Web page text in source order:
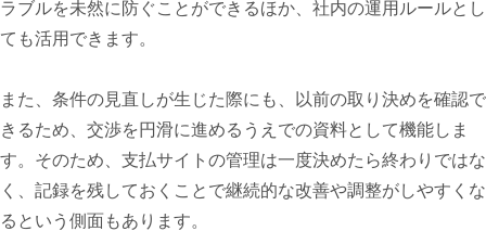
ラブルを未然に防ぐことができるほか、社内の運用ルールとし
ても活用できます。
また、条件の見直しが生じた際にも、以前の取り決めを確認で
きるため、交渉を円滑に進めるうえでの資料として機能しま
す。そのため、支払サイトの管理は一度決めたら終わりではな
く、記録を残しておくことで継続的な改善や調整がしやすくな
るという側面もあります。